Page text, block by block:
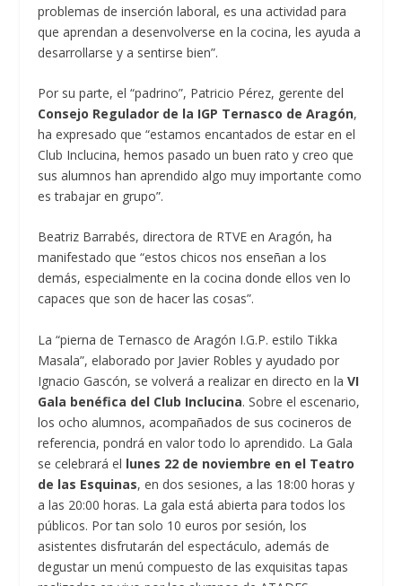
problemas de inserción laboral, es una actividad para
que aprendan a desenvolverse en la cocina, les ayuda a
desarrollarse y a sentirse bien”.
Por su parte, el “padrino”, Patricio Pérez, gerente del
Consejo Regulador de la IGP Ternasco de Aragón,
ha expresado que “estamos encantados de estar en el
Club Inclucina, hemos pasado un buen rato y creo que
sus alumnos han aprendido algo muy importante como
es trabajar en grupo”.
Beatriz Barrabés, directora de RTVE en Aragón, ha
manifestado que “estos chicos nos enseñan a los
demás, especialmente en la cocina donde ellos ven lo
capaces que son de hacer las cosas”.
La “pierna de Ternasco de Aragón I.G.P. estilo Tikka
Masala”, elaborado por Javier Robles y ayudado por
Ignacio Gascón, se volverá a realizar en directo en laVI
Gala benéfica del Club Inclucina. Sobre el escenario,
los ocho alumnos, acompañados de sus cocineros de
referencia, pondrá en valor todo lo aprendido. La Gala
se celebrará el lunes 22 de noviembre en el Teatro
de las Esquinas, en dos sesiones, a las 18:00 horas y
a las 20:00 horas. La gala está abierta para todos los
públicos. Por tan solo 10 euros por sesión, los
asistentes disfrutarán del espectáculo, además de
degustar un menú compuesto de las exquisitas tapas